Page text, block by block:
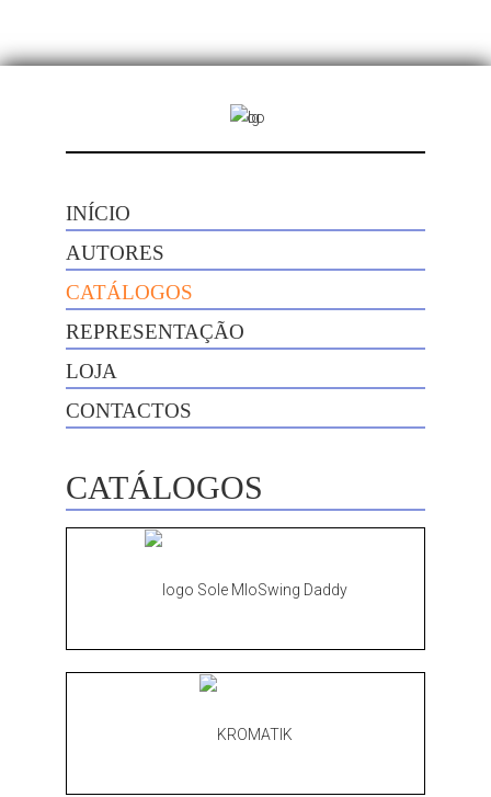
INÍCIO
AUTORES
CATÁLOGOS
REPRESENTAÇÃO
LOJA
CONTACTOS
CATÁLOGOS